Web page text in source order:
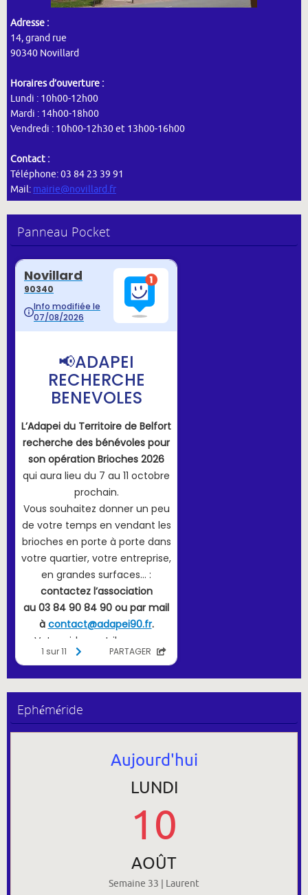
Adresse :
14, grand rue
90340 Novillard
Horaires d’ouverture :
Lundi : 10h00-12h00
Mardi : 14h00-18h00
Vendredi : 10h00-12h30 et 13h00-16h00
Contact :
Téléphone: 03 84 23 39 91
Mail: mairie@novillard.fr
Panneau Pocket
Ephéméride
Aujourd'hui
LUNDI
10
AOÛT
Semaine 33 | Laurent